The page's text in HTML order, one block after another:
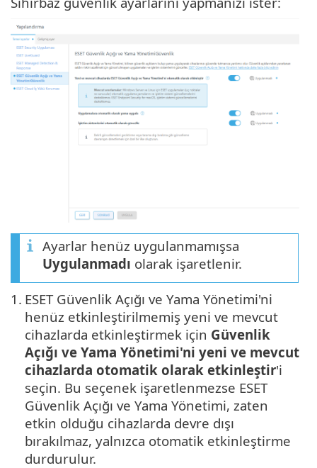
Ayarlar henüz uygulanmamışsa
Uygulanmadı olarak işaretlenir.
1. ESET Güvenlik Açığı ve Yama Yönetimi'ni
henüz etkinleştirilmemiş yeni ve mevcut
cihazlarda etkinleştirmek için Güvenlik
Açığı ve Yama Yönetimi'ni yeni ve mevcut
cihazlarda otomatik olarak etkinleştir'i
seçin. Bu seçenek işaretlenmezse ESET
Güvenlik Açığı ve Yama Yönetimi, zaten
etkin olduğu cihazlarda devre dışı
bırakılmaz, yalnızca otomatik etkinleştirme
durdurulur.